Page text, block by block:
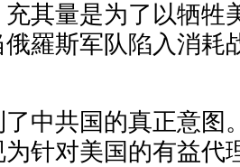
其量是为了以牺牲
羅斯军队陷入消耗
中共国的真正意图
针对美国的有益代